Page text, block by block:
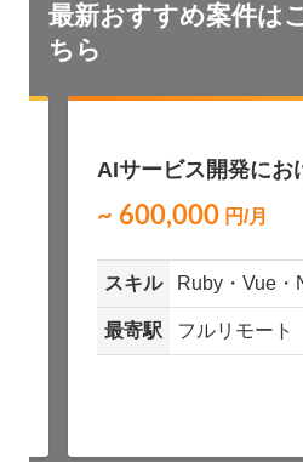
最新おすすめ案件は
ちら
AIサービス開発にお
ジニア募集（Ruby /
~ 600,000 円/月
スキル Ruby・Vue・
最寄駅 フルリモート